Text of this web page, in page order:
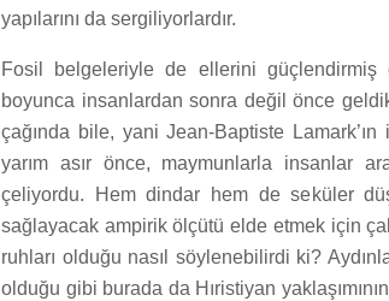
yapılarını da sergiliyorlardır.
Fosil belgeleriyle de ellerini güçlendirmiş
boyunca insanlardan sonra değil önce
çağında bile, yani Jean-Baptiste
yarım asır önce, maymunlarla insanlar
çeliyordu. Hem dindar hem de seküler
sağlayacak ampirik ölçütü elde etmek için
ruhları olduğu nasıl söylenebilirdi ki?
olduğu gibi burada da Hıristiyan